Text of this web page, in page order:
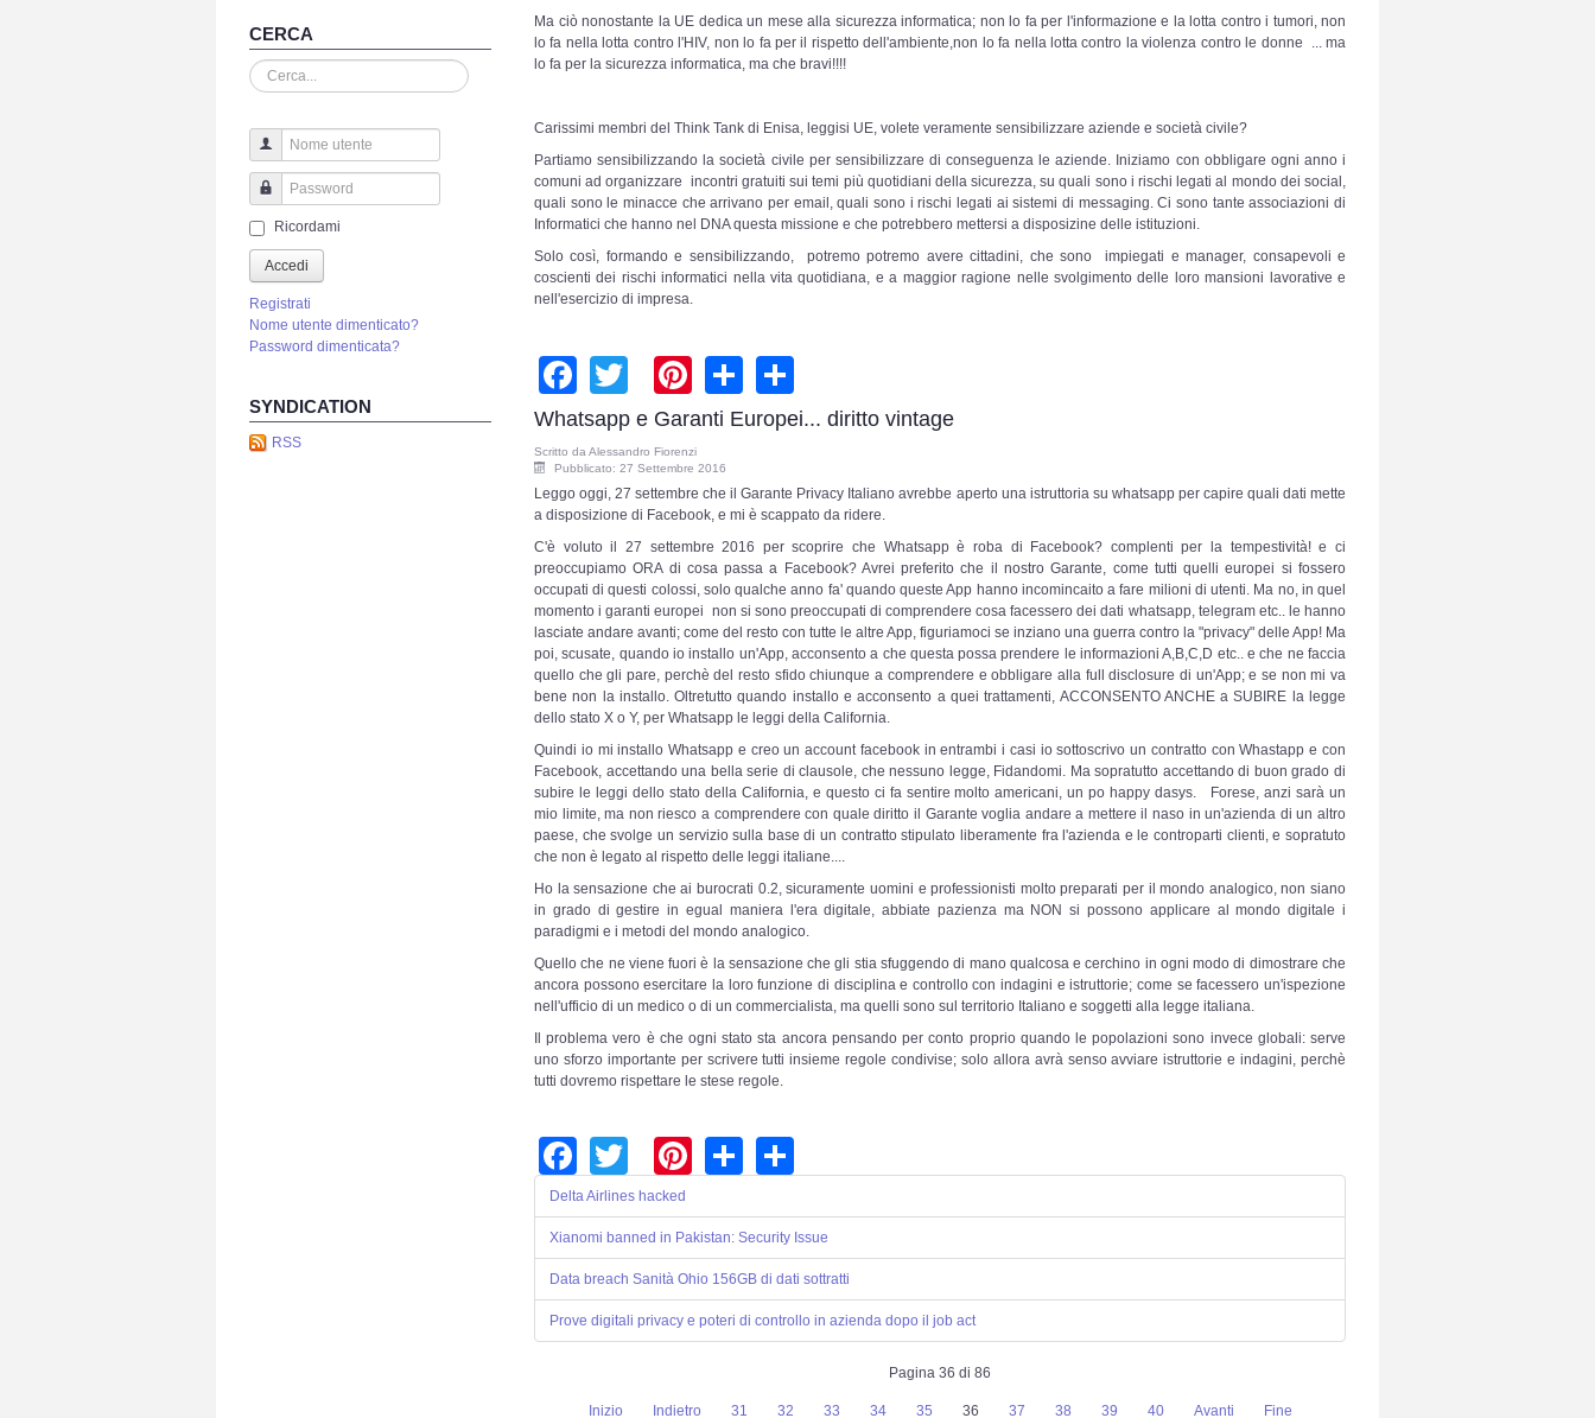
CERCA
Cerca...
Nome utente
Password
Ricordami
Accedi
Registrati
Nome utente dimenticato?
Password dimenticata?
SYNDICATION
RSS
Ma ciò nonostante la UE dedica un mese alla sicurezza informatica; non lo fa per l'informazione e la lotta contro i tumori, non
lo fa nella lotta contro l'HIV, non lo fa per il rispetto dell'ambiente,non lo fa nella lotta contro la violenza contro le donne ... ma
lo fa per la sicurezza informatica, ma che bravi!!!!
Carissimi membri del Think Tank di Enisa, leggisi UE, volete veramente sensibilizzare aziende e società civile?
Partiamo sensibilizzando la società civile per sensibilizzare di conseguenza le aziende. Iniziamo con obbligare ogni anno i
comuni ad organizzare incontri gratuiti sui temi più quotidiani della sicurezza, su quali sono i rischi legati al mondo dei social,
quali sono le minacce che arrivano per email, quali sono i rischi legati ai sistemi di messaging. Ci sono tante associazioni di
Informatici che hanno nel DNA questa missione e che potrebbero mettersi a disposizine delle istituzioni.
Solo così, formando e sensibilizzando, potremo potremo avere cittadini, che sono impiegati e manager, consapevoli e
coscienti dei rischi informatici nella vita quotidiana, e a maggior ragione nelle svolgimento delle loro mansioni lavorative e
nell'esercizio di impresa.
Facebook
TwitterPinterest
Share
Whatsapp e Garanti Europei... diritto vintage
Scritto da Alessandro Fiorenzi
Pubblicato: 27 Settembre 2016
Leggo oggi, 27 settembre che il Garante Privacy Italiano avrebbe aperto una istruttoria su whatsapp per capire quali dati mette
a disposizione di Facebook, e mi è scappato da ridere.
C'è voluto il 27 settembre 2016 per scoprire che Whatsapp è roba di Facebook? complenti per la tempestività! e ci
preoccupiamo ORA di cosa passa a Facebook? Avrei preferito che il nostro Garante, come tutti quelli europei si fossero
occupati di questi colossi, solo qualche anno fa' quando queste App hanno incomincaito a fare milioni di utenti. Ma no, in quel
momento i garanti europei non si sono preoccupati di comprendere cosa facessero dei dati whatsapp, telegram etc.. le hanno
lasciate andare avanti; come del resto con tutte le altre App, figuriamoci se inziano una guerra contro la "privacy" delle App! Ma
poi, scusate, quando io installo un'App, acconsento a che questa possa prendere le informazioni A,B,C,D etc.. e che ne faccia
quello che gli pare, perchè del resto sfido chiunque a comprendere e obbligare alla full disclosure di un'App; e se non mi va
bene non la installo. Oltretutto quando installo e acconsento a quei trattamenti, ACCONSENTO ANCHE a SUBIRE la legge
dello stato X o Y, per Whatsapp le leggi della California.
Quindi io mi installo Whatsapp e creo un account facebook in entrambi i casi io sottoscrivo un contratto con Whastapp e con
Facebook, accettando una bella serie di clausole, che nessuno legge, Fidandomi. Ma sopratutto accettando di buon grado di
subire le leggi dello stato della California, e questo ci fa sentire molto americani, un po happy dasys. Forese, anzi sarà un
mio limite, ma non riesco a comprendere con quale diritto il Garante voglia andare a mettere il naso in un'azienda di un altro
paese, che svolge un servizio sulla base di un contratto stipulato liberamente fra l'azienda e le controparti clienti, e sopratuto
che non è legato al rispetto delle leggi italiane....
Ho la sensazione che ai burocrati 0.2, sicuramente uomini e professionisti molto preparati per il mondo analogico, non siano
in grado di gestire in egual maniera l'era digitale, abbiate pazienza ma NON si possono applicare al mondo digitale i
paradigmi e i metodi del mondo analogico.
Quello che ne viene fuori è la sensazione che gli stia sfuggendo di mano qualcosa e cerchino in ogni modo di dimostrare che
ancora possono esercitare la loro funzione di disciplina e controllo con indagini e istruttorie; come se facessero un'ispezione
nell'ufficio di un medico o di un commercialista, ma quelli sono sul territorio Italiano e soggetti alla legge italiana.
Il problema vero è che ogni stato sta ancora pensando per conto proprio quando le popolazioni sono invece globali: serve
uno sforzo importante per scrivere tutti insieme regole condivise; solo allora avrà senso avviare istruttorie e indagini, perchè
tutti dovremo rispettare le stese regole.
Facebook
TwitterPinterest
Share
Delta Airlines hacked
Xianomi banned in Pakistan: Security Issue
Data breach Sanità Ohio 156GB di dati sottratti
Prove digitali privacy e poteri di controllo in azienda dopo il job act
Pagina 36 di 86
Inizio Indietro 31 32 33 34 35 36 37 38 39 40 Avanti Fine